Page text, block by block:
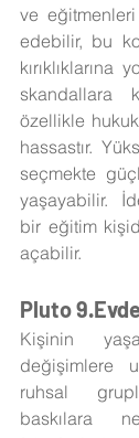
ve
edebilir, bu
skandallara
özellikle
hassastır.
seçmekte
yaşayabilir.
bir eğitim
açabilir.
Pluto
Kişinin
değişimlere
ruhsal
baskılara